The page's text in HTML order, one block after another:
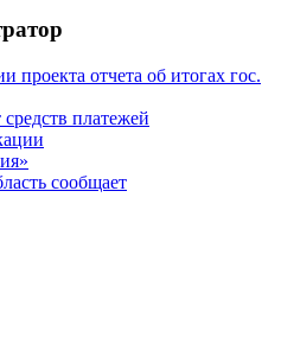
проекта отчета об итогах гос.
платежей
сообщает